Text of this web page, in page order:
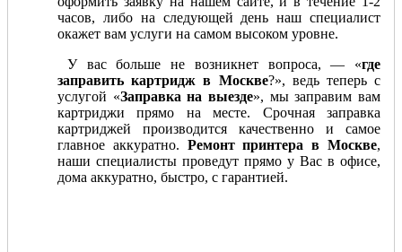
часов, либо на следующей день наш специалист
окажет вам услуги на самом высоком уровне.
У вас больше не возникнет вопроса, — «где
заправить картридж в Москве?», ведь теперь с
услугой «Заправка на выезде», мы заправим вам
картриджи прямо на месте. Срочная заправка
картриджей производится качественно и самое
главное аккуратно. Ремонт принтера в Москве,
наши специалисты проведут прямо у Вас в офисе,
дома аккуратно, быстро, с гарантией.